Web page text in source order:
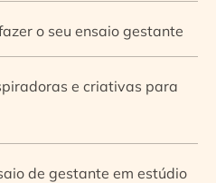
o seu ensaio gestante
e criativas para
de gestante em estúdio